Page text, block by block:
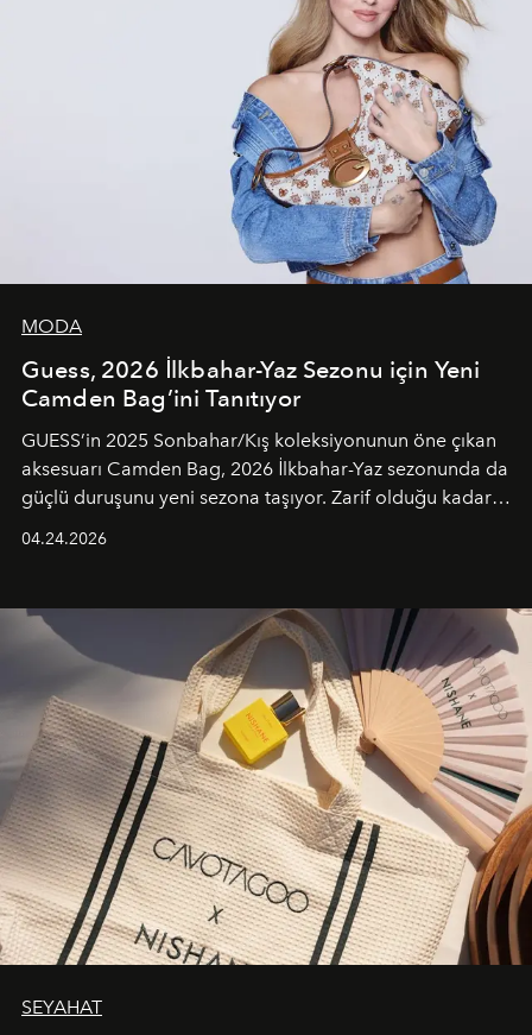
MODA
Guess, 2026 İlkbahar-Yaz Sezonu için Yeni
Camden Bag’ini Tanıtıyor
GUESS’in 2025 Sonbahar/Kış koleksiyonunun öne çıkan
aksesuarı Camden Bag, 2026 İlkbahar-Yaz sezonunda da
güçlü duruşunu yeni sezona taşıyor. Zarif olduğu kadar
04.24.2026
SEYAHAT